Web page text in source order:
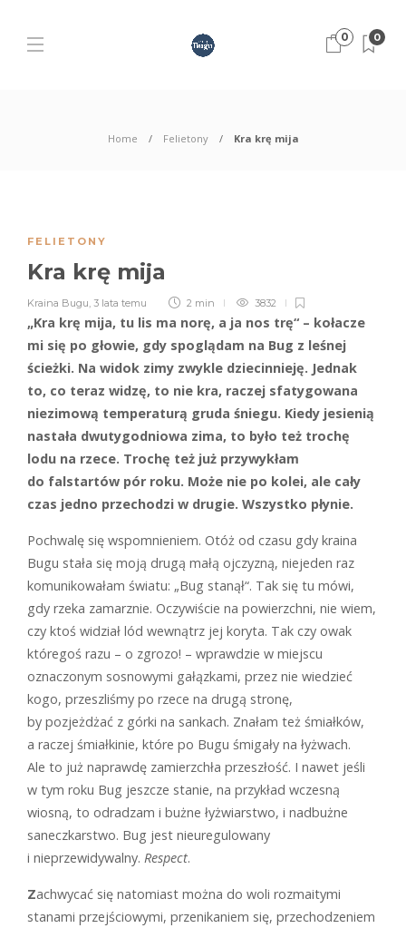
0 0
Home Felietony Kra krę mija
FELIETONY
Kra krę mija
Kraina Bugu, 3 lata temu 2 min 3832
„Kra krę mija, tu lis ma norę, a ja nos trę“ – kołacze
mi się po głowie, gdy spoglądam na Bug z leśnej
ścieżki. Na widok zimy zwykle dziecinnieję. Jednak
to, co teraz widzę, to nie kra, raczej sfatygowana
niezimową temperaturą gruda śniegu. Kiedy jesienią
nastała dwutygodniowa zima, to było też trochę
lodu na rzece. Trochę też już przywykłam
do falstartów pór roku. Może nie po kolei, ale cały
czas jedno przechodzi w drugie. Wszystko płynie.
Pochwalę się wspomnieniem. Otóż od czasu gdy kraina
Bugu stała się moją drugą małą ojczyzną, niejeden raz
komunikowałam światu: „Bug stanął“. Tak się tu mówi,
gdy rzeka zamarznie. Oczywiście na powierzchni, nie wiem,
czy ktoś widział lód wewnątrz jej koryta. Tak czy owak
któregoś razu – o zgrozo! – wprawdzie w miejscu
oznaczonym sosnowymi gałązkami, przez nie wiedzieć
kogo, przeszliśmy po rzece na drugą stronę,
by pozjeżdżać z górki na sankach. Znałam też śmiałków,
a raczej śmiałkinie, które po Bugu śmigały na łyżwach.
Ale to już naprawdę zamierzchła przeszłość. I nawet jeśli
w tym roku Bug jeszcze stanie, na przykład wczesną
wiosną, to odradzam i bużne łyżwiarstwo, i nadbużne
saneczkarstwo. Bug jest nieuregulowany
i nieprzewidywalny. Respect.
Zachwycać się natomiast można do woli rozmaitymi
stanami przejściowymi, przenikaniem się, przechodzeniem